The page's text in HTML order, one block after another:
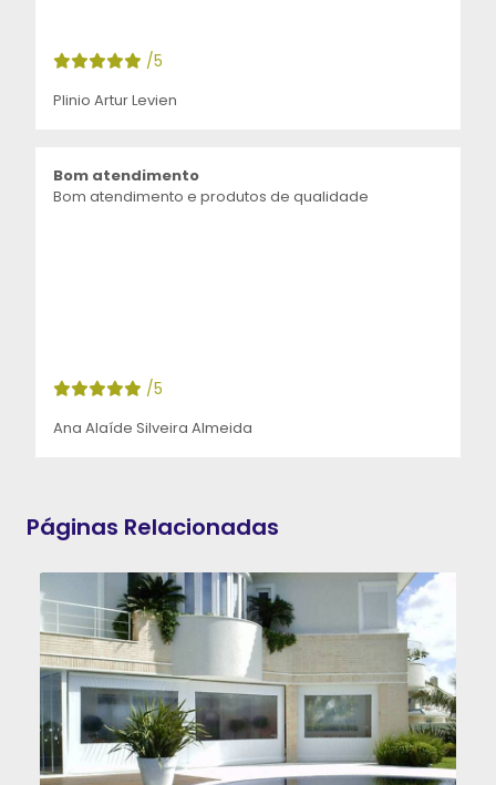
/5
Plinio Artur Levien
Bom atendimento
Bom atendimento e produtos de qualidade
/5
Ana Alaíde Silveira Almeida
Páginas Relacionadas